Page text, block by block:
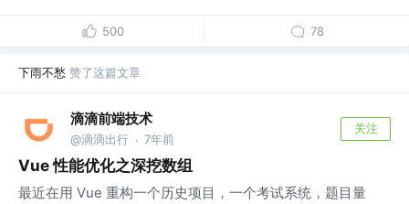
500 78
下雨不愁 赞了这篇文章
滴滴前端技术
@滴滴出行 · 7年前
关注
Vue 性能优化之深挖数组
最近在用 Vue 重构一个历史项目，一个考试系统，题目量